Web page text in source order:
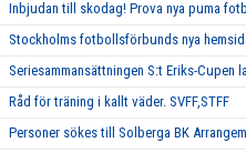
Inbjudan till skodag! Prova nya puma
Stockholms fotbollsförbunds nya
Seriesammansättningen S:t Eriks-Cupen
Råd för träning i kallt väder. SVFF,STFF
Personer sökes till Solberga BK